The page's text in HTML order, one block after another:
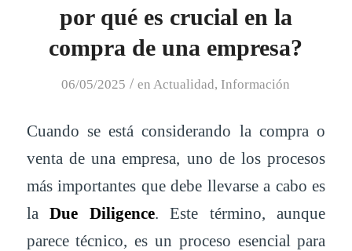
por qué es crucial en la
compra de una empresa?
06/05/2025 / en Actualidad, Información
Cuando se está considerando la compra o
venta de una empresa, uno de los procesos
más importantes que debe llevarse a cabo es
laDue Diligence. Este término, aunque
parece técnico, es un proceso esencial para